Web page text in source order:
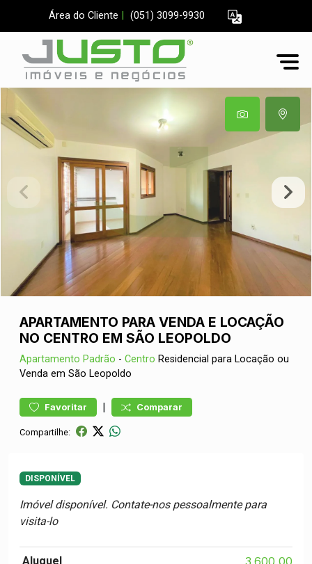
Área do Cliente (051) 3099-9930
APARTAMENTO PARA VENDA E LOCAÇÃO
NO CENTRO EM SÃO LEOPOLDO
Apartamento Padrão - Centro Residencial para Locação ou
Venda em São Leopoldo
Favoritar | Comparar
Compartilhe:
DISPONÍVEL
Imóvel disponível. Contate-nos pessoalmente para
visita-lo
Aluguel